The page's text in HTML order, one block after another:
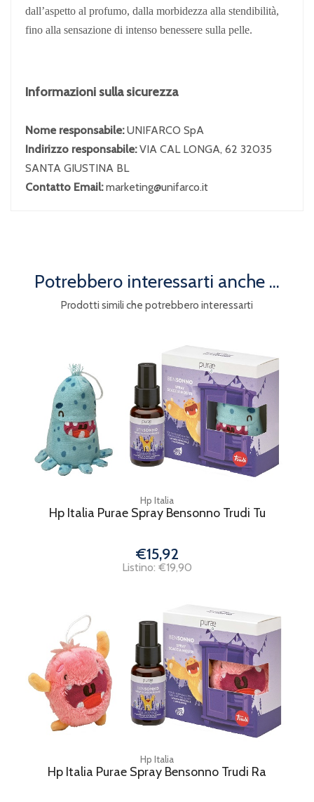
dall’aspetto al profumo, dalla morbidezza alla stendibilità,
fino alla sensazione di intenso benessere sulla pelle.
Informazioni sulla sicurezza
Nome responsabile:UNIFARCO SpA
Indirizzo responsabile:VIA CAL LONGA, 62 32035
SANTA GIUSTINA BL
Contatto Email:marketing@unifarco.it
Potrebbero interessarti anche ...
Prodotti simili che potrebbero interessarti
Hp Italia
Hp Italia Purae Spray Bensonno Trudi Tu
€15,92
Listino: €19,90
Hp Italia
Hp Italia Purae Spray Bensonno Trudi Ra